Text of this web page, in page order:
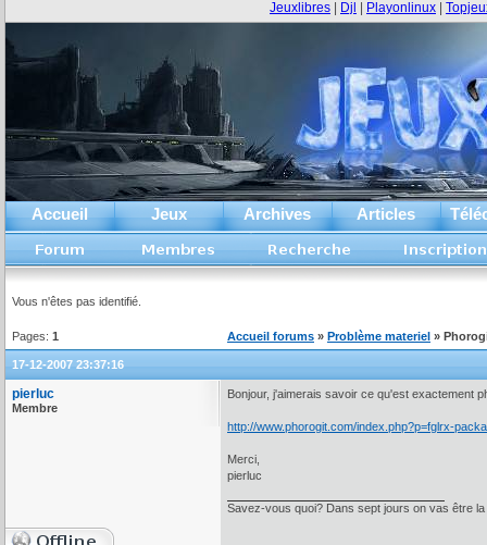
Accueil Jeux Archives Articles
Jeuxlibres Djl Playonlinux
Vous n'êtes pas identifié.
Pages: 1 Accueil forums » Problème materiel »
17-12-2007 23:37:16
pierluc
Membre
Bonjour, j'aimerais savoir ce qu'est exactement
http://www.phorogit.com/index.php?p=fglrx-
Merci,
pierluc
Savez-vous quoi? Dans sept jours on vas être